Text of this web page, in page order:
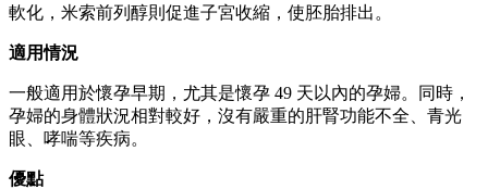
軟化，米索前列醇則促進子宮收縮，使胚胎排出。
適用情況
一般適用於懷孕早期，尤其是懷孕 49 天以內的孕婦。同時，
孕婦的身體狀況相對較好，沒有嚴重的肝腎功能不全、青光
眼、哮喘等疾病。
優點